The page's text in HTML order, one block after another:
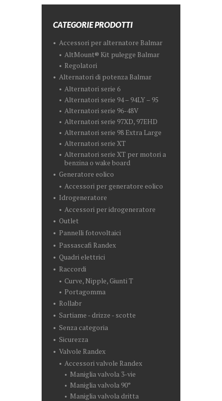
CATEGORIE PRODOTTI
Accessori per alternatore Balmar
AltMount® Kit pulegge Balmar
Regolatori
Alternatori di potenza Balmar
Alternatori serie 6
Alternatori serie 94 – 94LY – 95
Alternatori serie 96-48V
Alternatori serie 97XD, 97EHD
Alternatori serie 98 Extra Large
Alternatori serie XT
Alternatori serie XT per motori a
benzina o wake board
Generatore eolico
Accessori per generatore eolico
Idrogeneratore
Accessori per idrogeneratore
Outlet
Pannelli fotovoltaici
Passascafi Randex
Quadri elettrici
Raccordi
Curve, Nipple, Giunti T
Portagomma
Rollabr
Sartiame - drizze - scotte
Senza categoria
Sicurezza
Valvole Randex
Accessori valvole Randex
Maniglia valvola 3-vie
Maniglia valvola 90°
Maniglia valvola dritta